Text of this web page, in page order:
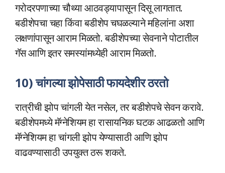
गरोदरपणाच्या चौथ्या आठवड्यापासून दिसू लागतात.
बडीशेपचा चहा किंवा बडीशेप चघळल्याने महिलांना अशा
लक्षणांपासून आराम मिळतो. बडीशेपच्या सेवनाने पोटातील
गॅस आणि इतर समस्यांमध्येही आराम मिळतो.
10) चांगल्या झोपेसाठी फायदेशीर ठरतो
रात्रीची झोप चांगली येत नसेल, तर बडीशेपचे सेवन करावे.
बडीशेपमध्ये मॅग्नेशियम हा रासायनिक घटक आढळतो आणि
मॅग्नेशियम हा चांगली झोप येण्यासाठी आणि झोप
वाढवण्यासाठी उपयुक्त ठरू शकते.